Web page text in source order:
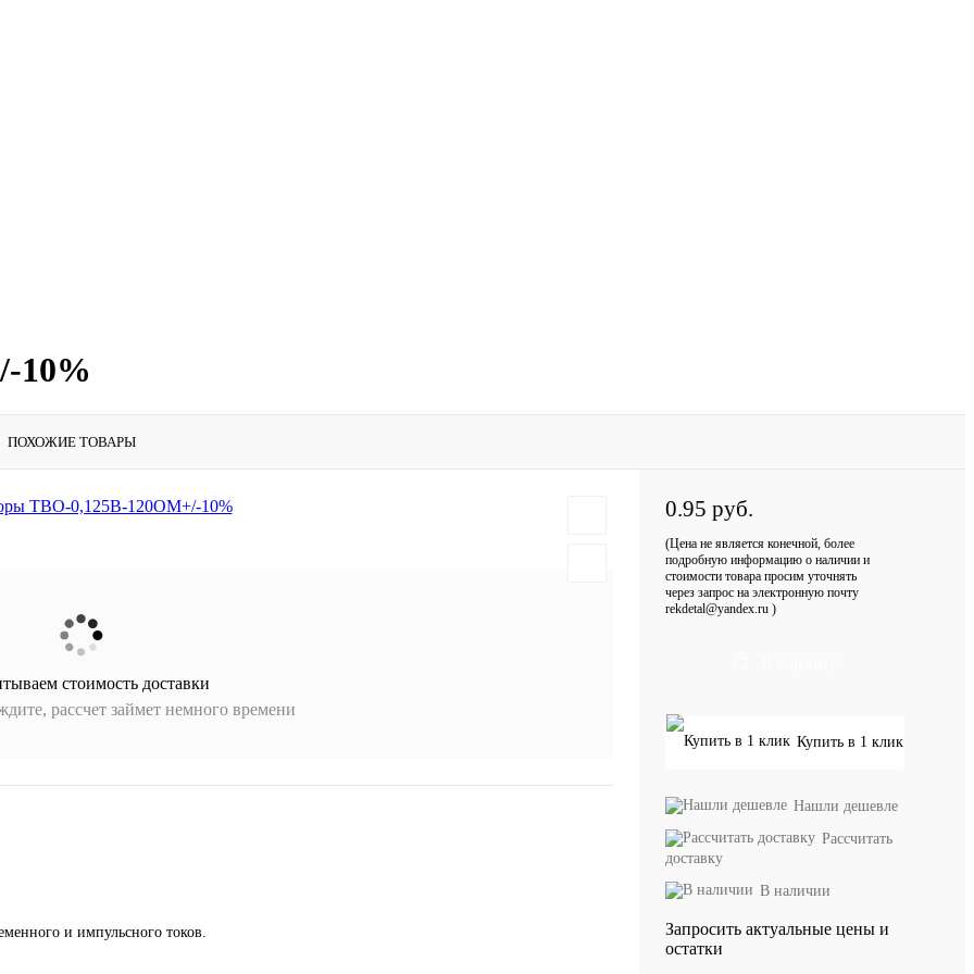
10%
ПОХОЖИЕ ТОВАРЫ
стоимость доставки
рассчет займет немного времени
и импульсного токов.
0.95 руб.
(Цена не является конечной, более
подробную информацию о наличии и
стоимости товара просим уточнять
через запрос на электронную почту
rekdetal@yandex.ru )
Купить в 1 клик
Нашли дешевле
Рассчитать
доставку
В наличии
Запросить актуальные цены и
остатки